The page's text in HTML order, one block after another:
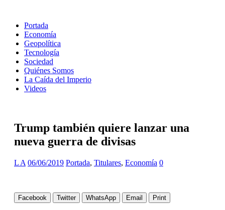
Portada
Economía
Geopolítica
Tecnología
Sociedad
Quiénes Somos
La Caída del Imperio
Videos
Trump también quiere lanzar una
nueva guerra de divisas
L A 06/06/2019 Portada, Titulares, Economía 0
Facebook Twitter WhatsApp Email Print